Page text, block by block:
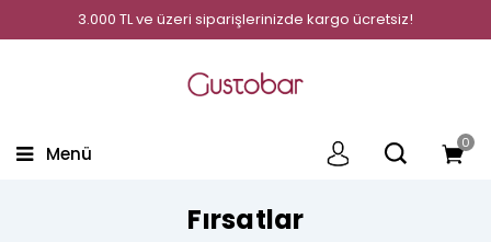
3.000 TL ve üzeri siparişlerinizde kargo ücretsiz!
0
Menü
Fırsatlar